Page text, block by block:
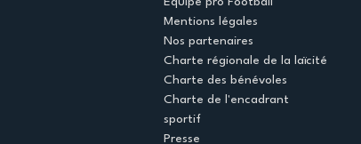
Mentions légales
Nos partenaires
Charte régionale de la laïcité
Charte des bénévoles
Charte de l'encadrant
sportif
Presse